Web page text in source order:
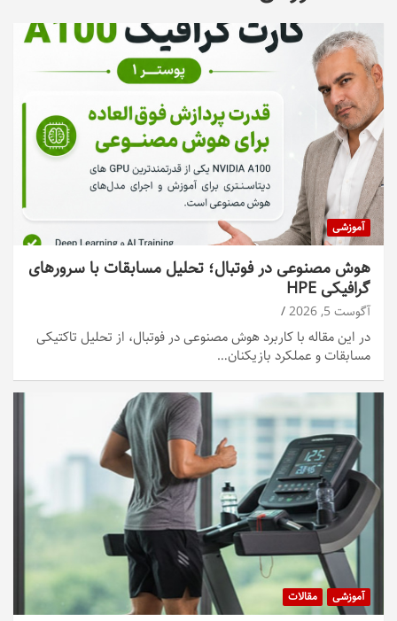
آموزشی
هوش مصنوعی در فوتبال؛ تحلیل مسابقات با سرورهای
گرافیکی HPE
آگوست 5, 2026
در این مقاله با کاربرد هوش مصنوعی در فوتبال، از تحلیل تاکتیکی
مسابقات و عملکرد بازیکنان…
آموزشی مقالات